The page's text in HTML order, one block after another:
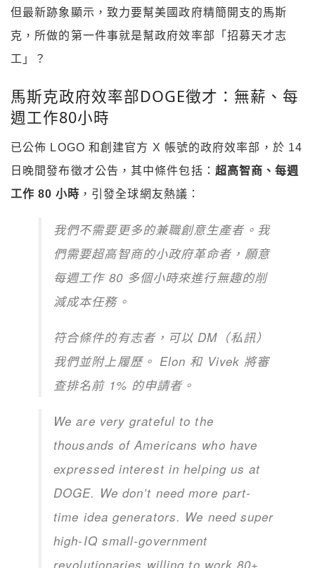
但最新跡象顯示，致力要幫美國政府精簡開支的馬斯
克，所做的第一件事就是幫政府效率部「招募天才志
工」？
馬斯克政府效率部DOGE徵才：無薪、每
週工作80小時
已公佈 LOGO 和創建官方 X 帳號的政府效率部，於 14
日晚間發布徵才公告，其中條件包括： 超高智商、每週
工作 80 小時 ，引發全球網友熱議：
我們不需要更多的兼職創意生產者。我
們需要超高智商的小政府革命者，願意
每週工作 80 多個小時來進行無趣的削
減成本任務。
符合條件的有志者，可以 DM（私訊）
我們並附上履歷。 Elon 和 Vivek 將審
查排名前 1% 的申請者。
We are very grateful to the
thousands of Americans who have
expressed interest in helping us at
DOGE. We don’t need more part-
time idea generators. We need super
high-IQ small-government
revolutionaries willing to work 80+